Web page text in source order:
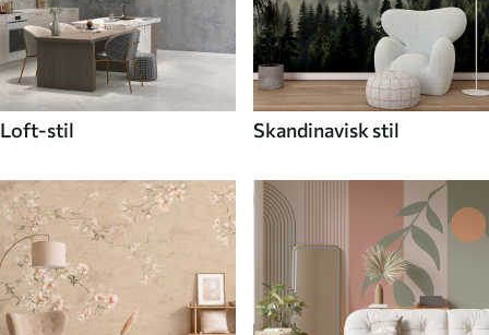
Loft-stil Skandinavisk stil